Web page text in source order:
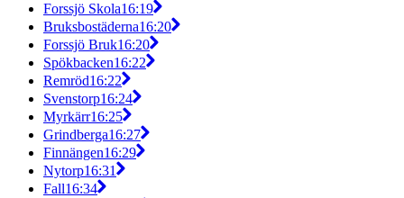
Forssjö Skola16:19
Bruksbostäderna16:20
Forssjö Bruk16:20
Spökbacken16:22
Remröd16:22
Svenstorp16:24
Myrkärr16:25
Grindberga16:27
Finnängen16:29
Nytorp16:31
Fall16:34